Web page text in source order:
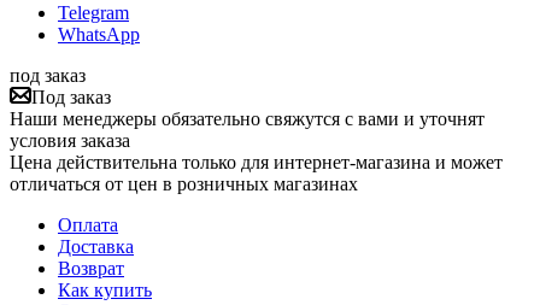
Telegram
WhatsApp
под заказ
Под заказ
Наши менеджеры обязательно свяжутся с вами и уточнят
условия заказа
Цена действительна только для интернет-магазина и может
отличаться от цен в розничных магазинах
Оплата
Доставка
Возврат
Как купить